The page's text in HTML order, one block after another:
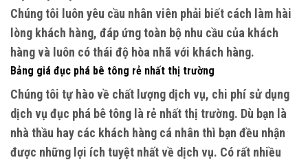
Chúng tôi luôn yêu cầu nhân viên phải biết cách làm hài
lòng khách hàng, đáp ứng toàn bộ nhu cầu của khách
hàng và luôn có thái độ hòa nhã với khách hàng.
Bảng giá đục phá bê tông rẻ nhất thị trường
Chúng tôi tự hào về chất lượng dịch vụ, chi phí sử dụng
dịch vụ đục phá bê tông là rẻ nhất thị trường. Dù bạn là
nhà thầu hay các khách hàng cá nhân thì bạn đều nhận
được những lợi ích tuyệt nhất về dịch vụ. Có rất nhiều